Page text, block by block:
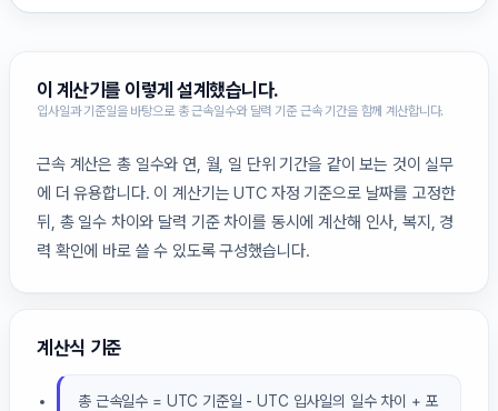
이 계산기를 이렇게 설계했습니다.
입사일과 기준일을 바탕으로 총 근속일수와 달력 기준 근속 기간을 함께 계산합니다.
근속 계산은 총 일수와 연, 월, 일 단위 기간을 같이 보는 것이 실무
에 더 유용합니다. 이 계산기는 UTC 자정 기준으로 날짜를 고정한
뒤, 총 일수 차이와 달력 기준 차이를 동시에 계산해 인사, 복지, 경
력 확인에 바로 쓸 수 있도록 구성했습니다.
계산식 기준
총 근속일수 = UTC 기준일 - UTC 입사일의 일수 차이 + 포